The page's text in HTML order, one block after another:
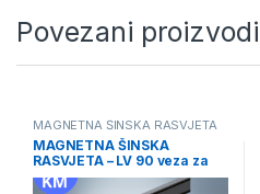
Povezani proizvodi
MAGNETNA ŠINSKA RASVJETA
MAGNETNA ŠINSKA
RASVJETA – LV 90 veza za
traku